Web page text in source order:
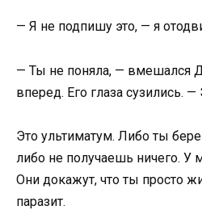
— Я не подпишу это, — я
— Ты не поняла, — вмешался
вперед. Его глаза сузились.
Это ультиматум. Либо ты
либо не получаешь ничего. У
Они докажут, что ты просто
паразит.